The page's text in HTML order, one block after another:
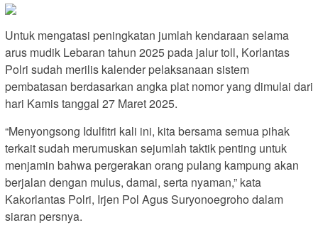
Untuk mengatasi peningkatan jumlah kendaraan selama
arus mudik Lebaran tahun 2025 pada jalur toll, Korlantas
Polri sudah merilis kalender pelaksanaan sistem
pembatasan berdasarkan angka plat nomor yang dimulai dari
hari Kamis tanggal 27 Maret 2025.
“Menyongsong Idulfitri kali ini, kita bersama semua pihak
terkait sudah merumuskan sejumlah taktik penting untuk
menjamin bahwa pergerakan orang pulang kampung akan
berjalan dengan mulus, damai, serta nyaman,” kata
Kakorlantas Polri, Irjen Pol Agus Suryonoegroho dalam
siaran persnya.